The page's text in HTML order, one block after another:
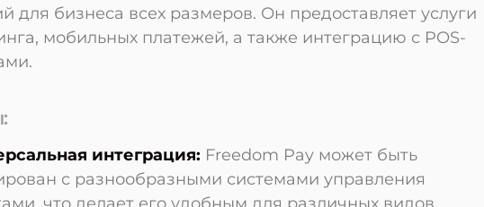
для бизнеса всех размеров. Он предоставляет услуги
мобильных платежей, а также интеграцию с POS-
интеграция: Freedom Pay может быть
с разнообразными системами управления